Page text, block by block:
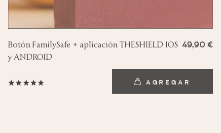
Botón FamilySafe + aplicación THESHIELD IOS
y ANDROID
49,90 €
AGREGAR